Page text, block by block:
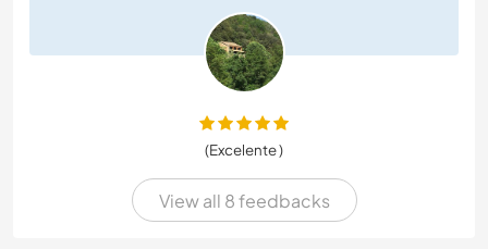
(Excelente )
View all 8 feedbacks